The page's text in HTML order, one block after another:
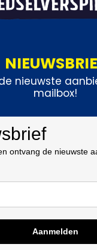
nieuwste
mailbox!
ontvang de nieuwste
Aanmelden